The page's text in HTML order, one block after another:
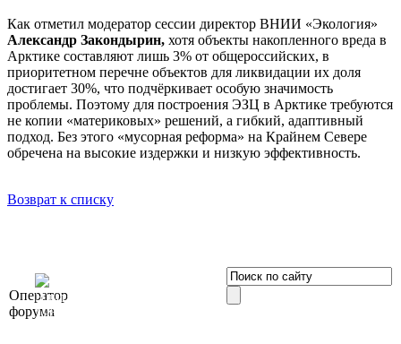
Как отметил модератор сессии директор ВНИИ «Экология»
Александр Закондырин, хотя объекты накопленного вреда в
Арктике составляют лишь 3% от общероссийских, в
приоритетном перечне объектов для ликвидации их доля
достигает 30%, что подчёркивает особую значимость
проблемы. Поэтому для построения ЭЗЦ в Арктике требуются
не копии «материковых» решений, а гибкий, адаптивный
подход. Без этого «мусорная реформа» на Крайнем Севере
обречена на высокие издержки и низкую эффективность.
Возврат к списку
Оператор
форума
Элит»
196191, г. Санкт-Петербург,